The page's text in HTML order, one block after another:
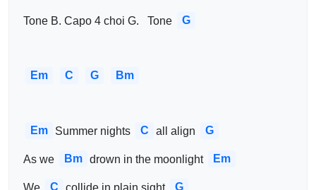
Tone B. Capo 4 choi G.   Tone G
Em C G Bm
Em Summer nights C all align G
As we Bm drown in the moonlight Em
We C collide in plain sight G